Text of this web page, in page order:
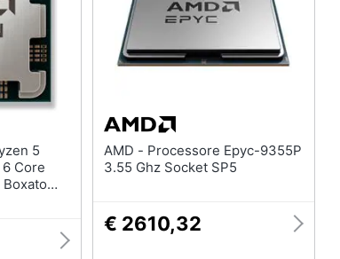
6 Core
AMD - Processore Epyc-9355P
3.55 Ghz Socket SP5
€ 2610,32